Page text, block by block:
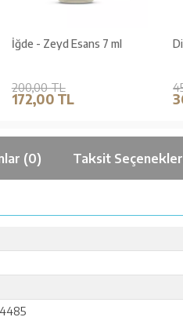
İğde - Zeyd Esans 7 ml
200,00 TL
172,00 TL
(0) Taksit